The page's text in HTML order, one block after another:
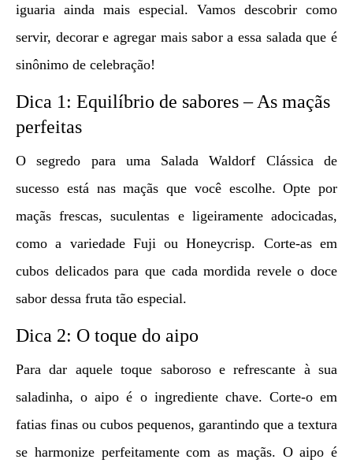
iguaria ainda mais especial. Vamos descobrir como
servir, decorar e agregar mais sabor a essa salada que é
sinônimo de celebração!
Dica 1: Equilíbrio de sabores – As maçãs
perfeitas
O segredo para uma Salada Waldorf Clássica de
sucesso está nas maçãs que você escolhe. Opte por
maçãs frescas, suculentas e ligeiramente adocicadas,
como a variedade Fuji ou Honeycrisp. Corte-as em
cubos delicados para que cada mordida revele o doce
sabor dessa fruta tão especial.
Dica 2: O toque do aipo
Para dar aquele toque saboroso e refrescante à sua
saladinha, o aipo é o ingrediente chave. Corte-o em
fatias finas ou cubos pequenos, garantindo que a textura
se harmonize perfeitamente com as maçãs. O aipo é